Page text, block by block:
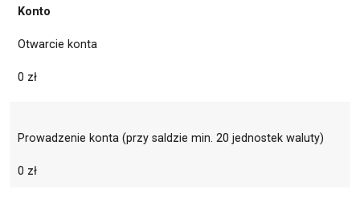
Konto
Otwarcie konta
0 zł
Prowadzenie konta (przy saldzie min. 20 jednostek waluty)
0 zł